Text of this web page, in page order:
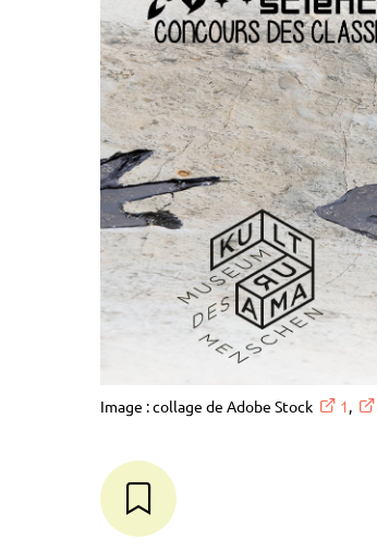
Image : collage de Adobe Stock 1,